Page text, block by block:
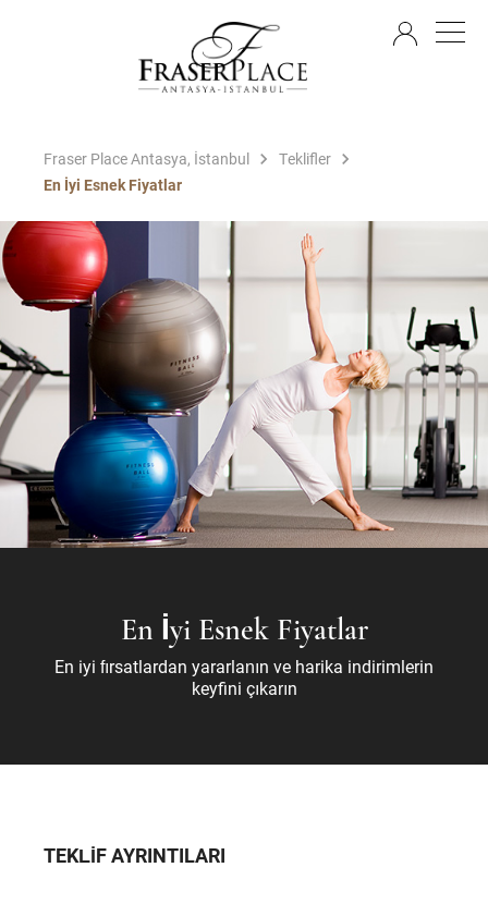
Fraser Place Antasya, İstanbul
Teklifler
En İyi Esnek Fiyatlar
En İyi Esnek Fiyatlar
En iyi fırsatlardan yararlanın ve harika indirimlerin
keyfini çıkarın
TEKLİF AYRINTILARI